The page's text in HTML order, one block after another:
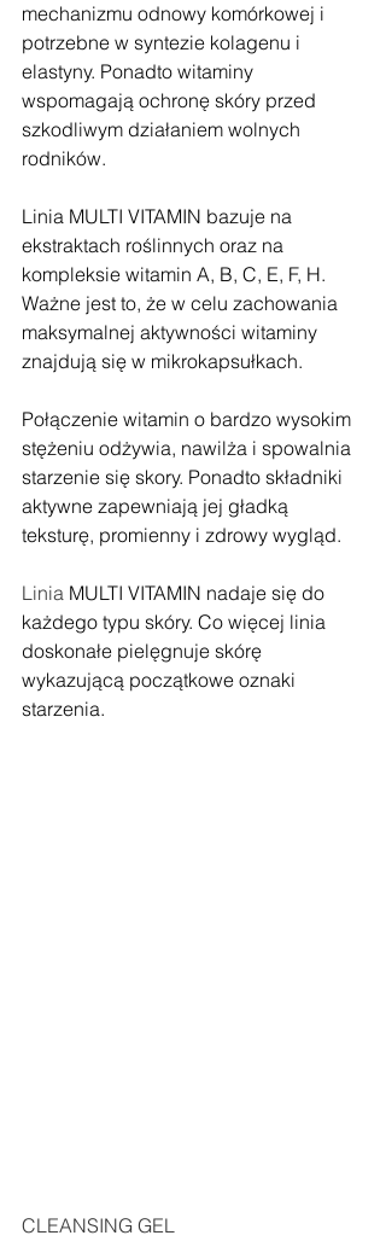
mechanizmu odnowy komórkowej i
potrzebne w syntezie kolagenu i
elastyny. Ponadto witaminy
wspomagają ochronę skóry przed
szkodliwym działaniem wolnych
rodników.
Linia MULTI VITAMIN bazuje na
ekstraktach roślinnych oraz na
kompleksie witamin A, B, C, E, F, H.
Ważne jest to, że w celu zachowania
maksymalnej aktywności witaminy
znajdują się w mikrokapsułkach.
Połączenie witamin o bardzo wysokim
stężeniu odżywia, nawilża i spowalnia
starzenie się skory. Ponadto składniki
aktywne zapewniają jej gładką
teksturę, promienny i zdrowy wygląd.
Linia MULTI VITAMIN nadaje się do
każdego typu skóry. Co więcej linia
doskonałe pielęgnuje skórę
wykazującą początkowe oznaki
starzenia.
CLEANSING GEL